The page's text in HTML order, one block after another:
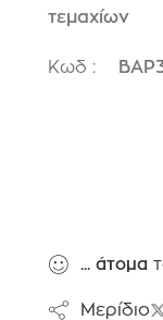
τεμαχίων
Κωδ :
... άτομα
Μερίδιο